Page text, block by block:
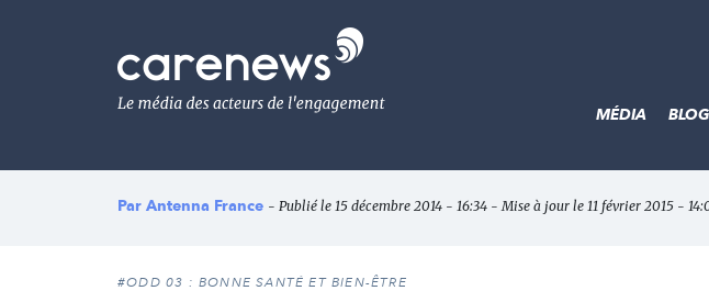
Le
média
de
l'engagement
MÉDIA
Par Antenna France - Publié le 15 décembre 2014 - 16:34 - Mise à jour le 11 février 2015 -
#ODD 03 : BONNE SANTÉ ET BIEN-ÊTRE